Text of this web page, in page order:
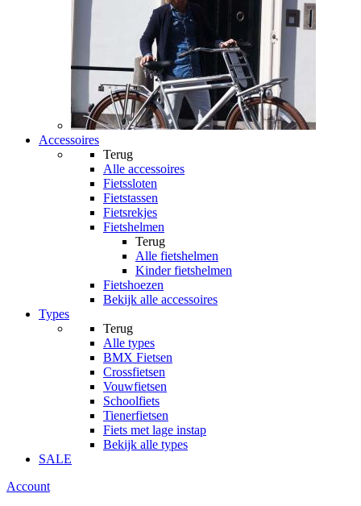
Accessoires
Terug
Alle accessoires
Fietssloten
Fietstassen
Fietsrekjes
Fietshelmen
Terug
Alle fietshelmen
Kinder fietshelmen
Fietshoezen
Bekijk alle accessoires
Types
Terug
Alle types
BMX Fietsen
Crossfietsen
Vouwfietsen
Schoolfiets
Tienerfietsen
Fiets met lage instap
Bekijk alle types
SALE
Account